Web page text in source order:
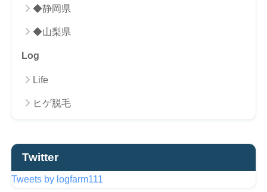
◆静岡県
◆山梨県
Log
Life
ヒゲ脱毛
Twitter
Tweets by logfarm111